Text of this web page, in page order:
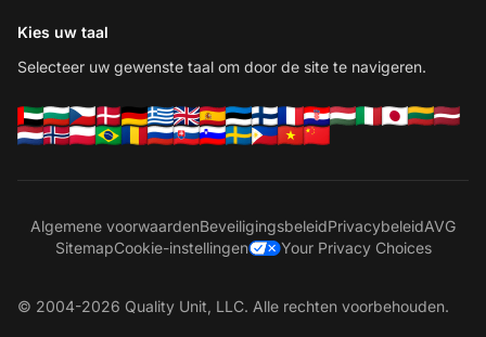
Kies uw taal
Selecteer uw gewenste taal om door de site te navigeren.
Algemene voorwaardenBeveiligingsbeleidPrivacybeleidAVG
SitemapCookie-instellingen Your Privacy Choices
© 2004-2026 Quality Unit, LLC. Alle rechten voorbehouden.